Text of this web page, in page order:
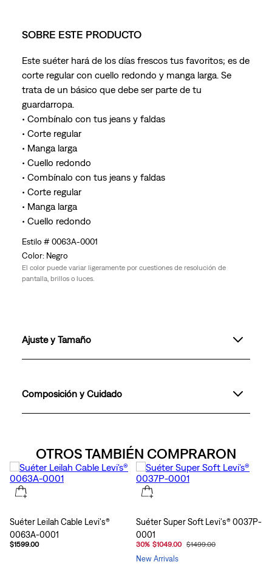
SOBRE ESTE PRODUCTO
Este suéter hará de los días frescos tus favoritos; es de
corte regular con cuello redondo y manga larga. Se
trata de un básico que debe ser parte de tu
guardarropa.
• Combínalo con tus jeans y faldas
• Corte regular
• Manga larga
• Cuello redondo
• Combínalo con tus jeans y faldas
• Corte regular
• Manga larga
• Cuello redondo
0063A-0001
Negro
El color puede variar ligeramente por cuestiones de resolución de
pantalla, brillos o luces.
Ajuste y Tamaño
Composición y Cuidado
OTROS TAMBIÉN COMPRARON
Suéter Leilah Cable Levi's®
0063A-0001
$1599.00
Suéter Super Soft Levi's® 0037P-
0001
30% $1049.00 $1499.00
New Arrivals